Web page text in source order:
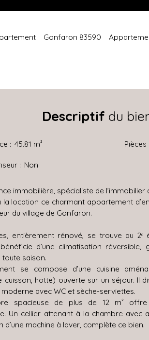
Gonfaron 83590
Descriptif du
: 45.81 m² Pièces
: Non
immobilière, spécialiste de l’immobilier
location ce charmant appartement
du village de Gonfaron.
entièrement rénové, se trouve au 2ᵉ
d’une climatisation réversible,
saison.
se compose d’une cuisine
cuisson, hotte) ouverte sur un séjour. Il
moderne avec WC et sèche-serviettes.
spacieuse de plus de 12 m²
Un cellier attenant à la chambre avec
d’une machine à laver, complète ce bien.